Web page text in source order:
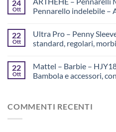
24
Ott
Pennarello indelebile –
22
Ott
Ultra Pro – Penny
standard, regolari,
22
Ott
Mattel – Barbie –
Bambola e accessori,
COMMENTI RECENTI